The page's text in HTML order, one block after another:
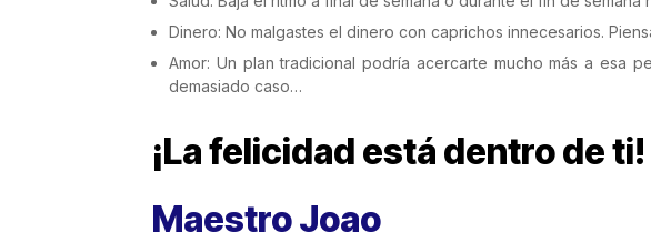
Dinero: No malgastes el dinero con caprichos innecesarios.
Amor: Un plan tradicional podría acercarte mucho más a esa
demasiado caso…
¡La felicidad está dentro de ti!
Maestro Joao